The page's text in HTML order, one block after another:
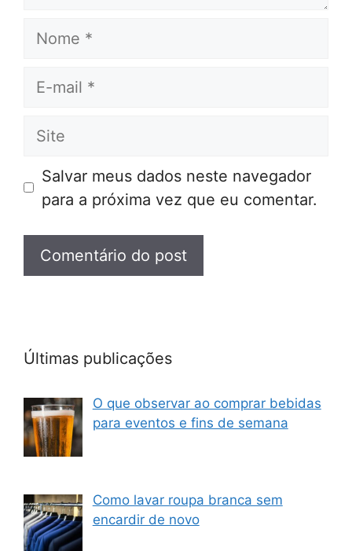
Nome
E-
Site
Salvar meus dados neste navegador
para a próxima vez que eu comentar.
Últimas publicações
O que observar ao comprar bebidas
para eventos e fins de semana
Como lavar roupa branca sem
encardir de novo